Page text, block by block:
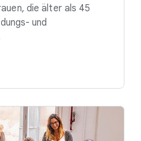
die älter als 45
und